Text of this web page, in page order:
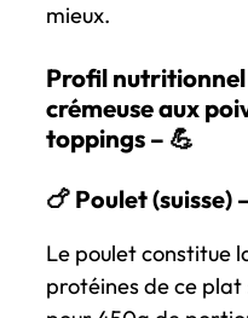
mieux.
Profil nutritionnel
crémeuse aux
toppings – 💪
🍗 Poulet
Le poulet constitue
protéines de ce